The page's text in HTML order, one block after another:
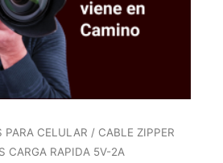
PARA CELULAR / CABLE ZIPPER
CARGA RAPIDA 5V-2A